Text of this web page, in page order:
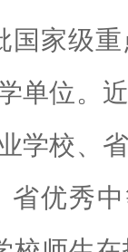
国家级
单位。
学校、
省优秀